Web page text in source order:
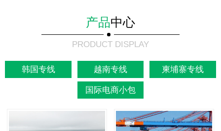
产品中心
PRODUCT DISPLAY
韩国专线 越南专线 柬埔寨专线
国际电商小包